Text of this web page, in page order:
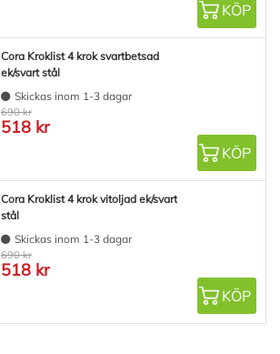
KÖP
Cora Kroklist 4 krok svartbetsad
ek/svart stål
Skickas inom 1-3 dagar
690 kr
518 kr
KÖP
Cora Kroklist 4 krok vitoljad ek/svart
stål
Skickas inom 1-3 dagar
690 kr
518 kr
KÖP